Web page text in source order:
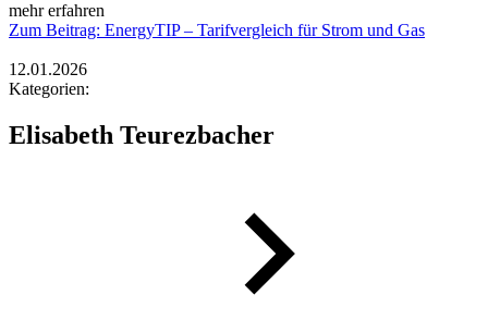
mehr erfahren
Zum Beitrag: EnergyTIP – Tarifvergleich für Strom und Gas
12.01.2026
Kategorien:
Elisabeth Teurezbacher